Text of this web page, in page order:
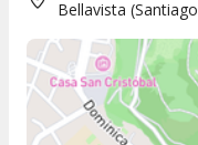
Bellavista (Santiago